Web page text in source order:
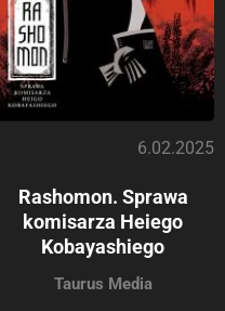
6.02.2025
Rashomon. Sprawa
komisarza Heiego
Kobayashiego
Taurus Media